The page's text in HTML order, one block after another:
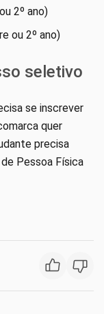
2º ano)
ou 2º ano)
seletivo
se inscrever
quer
precisa
Pessoa Física